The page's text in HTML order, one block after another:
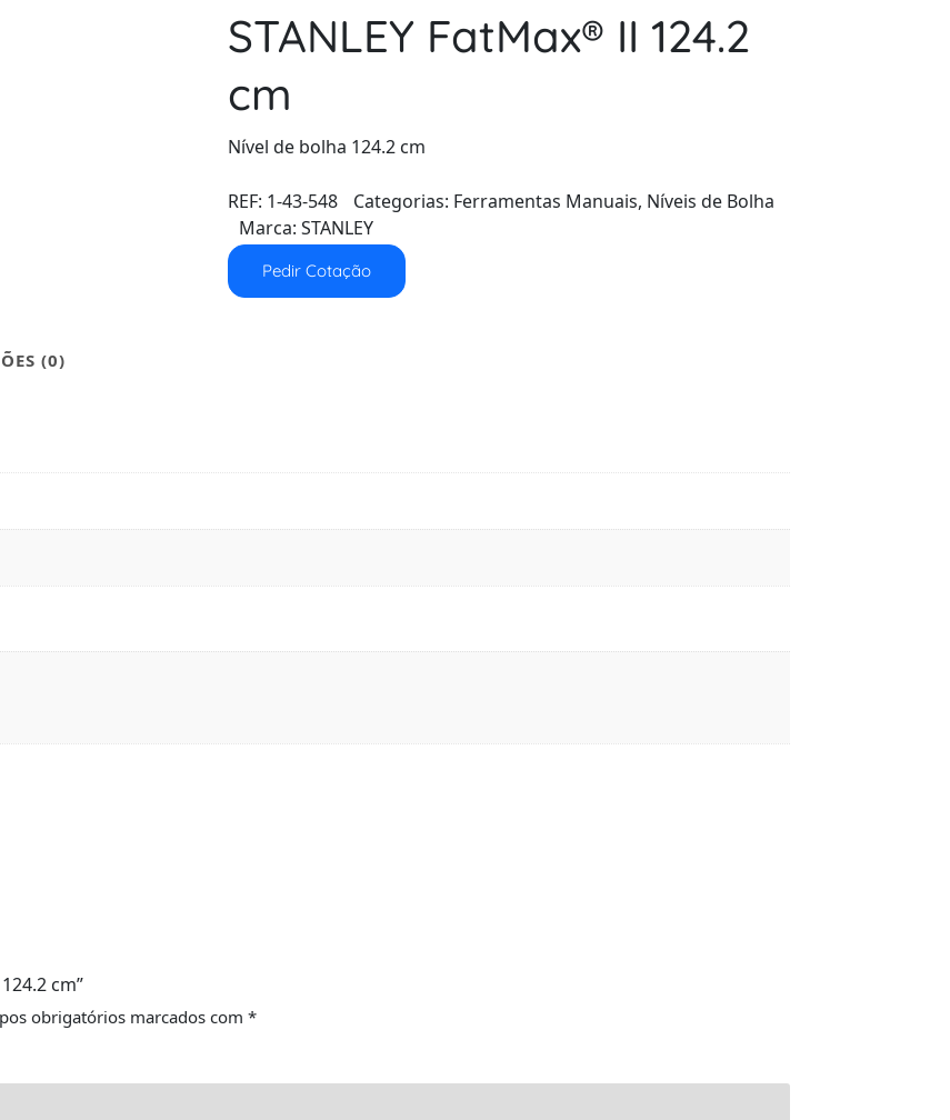
STANLEY FatMax® II 124.2
cm
Nível de bolha 124.2 cm
REF: 1-43-548 Categorias: Ferramentas Manuais, Níveis de Bolha
Marca:STANLEY
Pedir Cotação
(0)
cm”
obrigatórios marcados com *